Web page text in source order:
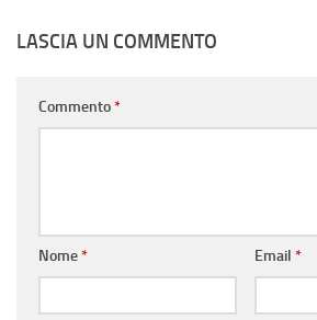
LASCIA UN COMMENTO
Commento*
Nome* Email *